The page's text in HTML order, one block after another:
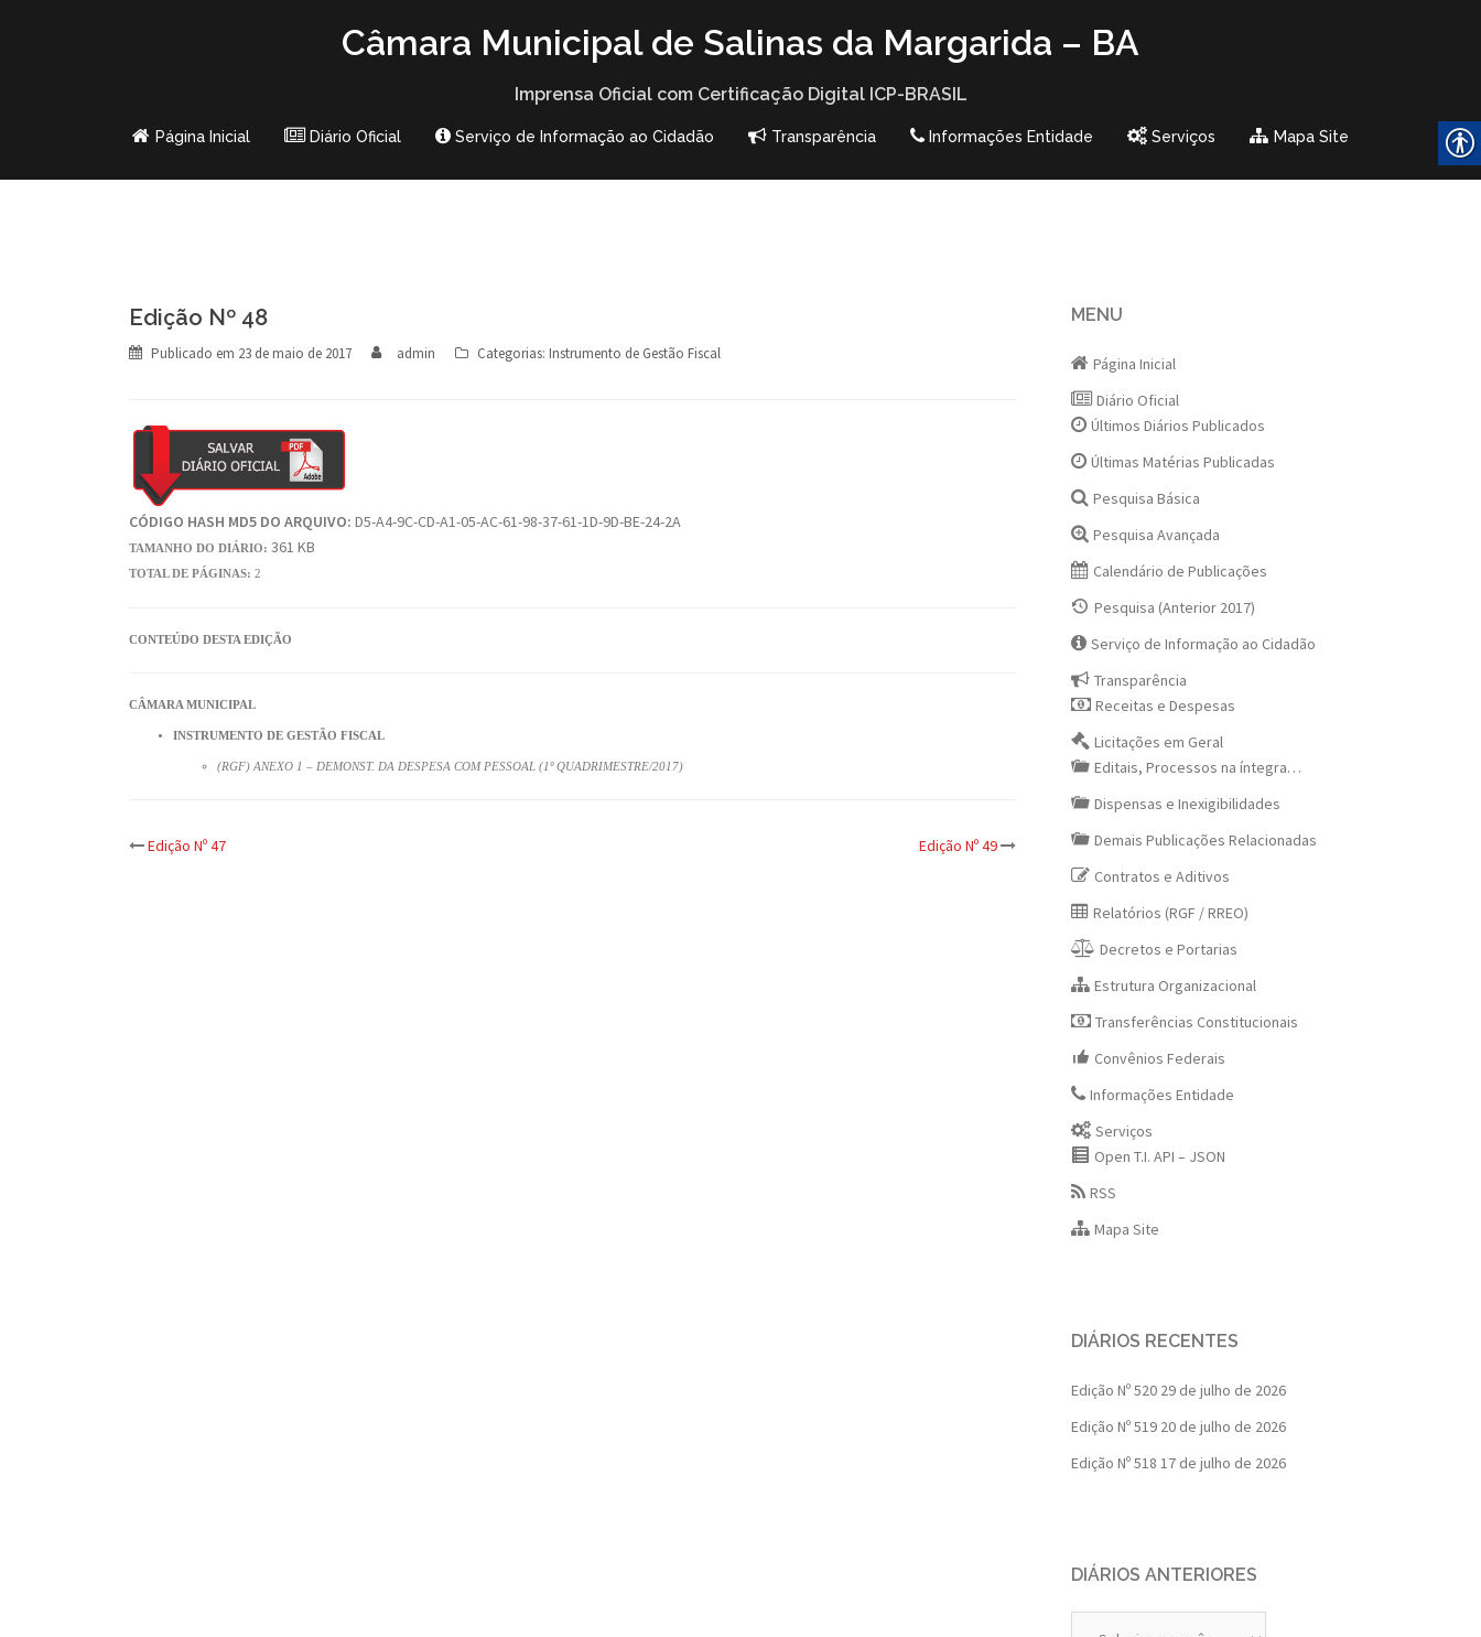
Câmara Municipal de Salinas da Margarida – BA
Imprensa Oficial com Certificação Digital ICP-BRASIL
Página Inicial Diário Oficial Serviço de Informação ao Cidadão Transparência Informações Entidade Serviços Mapa Site
Edição Nº 48
Publicado em 23 de maio de 2017 admin Categorias: Instrumento de Gestão Fiscal
CÓDIGO HASH MD5 DO ARQUIVO: D5-A4-9C-CD-A1-05-AC-61-98-37-61-1D-9D-BE-24-2A
TAMANHO DO DIÁRIO: 361 KB
TOTAL DE PÁGINAS: 2
CONTEÚDO DESTA EDIÇÃO
CÂMARA MUNICIPAL
INSTRUMENTO DE GESTÃO FISCAL
(RGF) ANEXO 1 – DEMONST. DA DESPESA COM PESSOAL (1º QUADRIMESTRE/2017)
Post
Edição Nº 47 Edição Nº 49
MENU
Página Inicial
Diário Oficial
Últimos Diários Publicados
Últimas Matérias Publicadas
Pesquisa Básica
Pesquisa Avançada
Calendário de Publicações
Pesquisa (Anterior 2017)
Serviço de Informação ao Cidadão
Transparência
Receitas e Despesas
Licitações em Geral
Editais, Processos na íntegra…
Dispensas e Inexigibilidades
Demais Publicações Relacionadas
Contratos e Aditivos
Relatórios (RGF / RREO)
Decretos e Portarias
Estrutura Organizacional
Transferências Constitucionais
Convênios Federais
Informações Entidade
Serviços
Open T.I. API – JSON
RSS
Mapa Site
DIÁRIOS RECENTES
Edição Nº 520 29 de julho de 2026
Edição Nº 519 20 de julho de 2026
Edição Nº 518 17 de julho de 2026
DIÁRIOS ANTERIORES